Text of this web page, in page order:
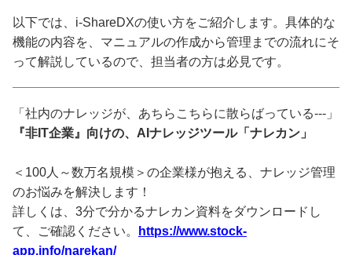
以下では、i-ShareDXの使い方をご紹介します。具体的な
機能の内容を、マニュアルの作成から管理までの流れにそ
って解説しているので、担当者の方は必見です。
「社内のナレッジが、あちらこちらに散らばっている---」
『非IT企業』向けの、AIナレッジツール「ナレカン」
＜100人～数万名規模＞の企業様が抱える、ナレッジ管理
のお悩みを解決します！
詳しくは、3分で分かるナレカン資料をダウンロードし
て、ご確認ください。
https://www.stock-
app.info/narekan/